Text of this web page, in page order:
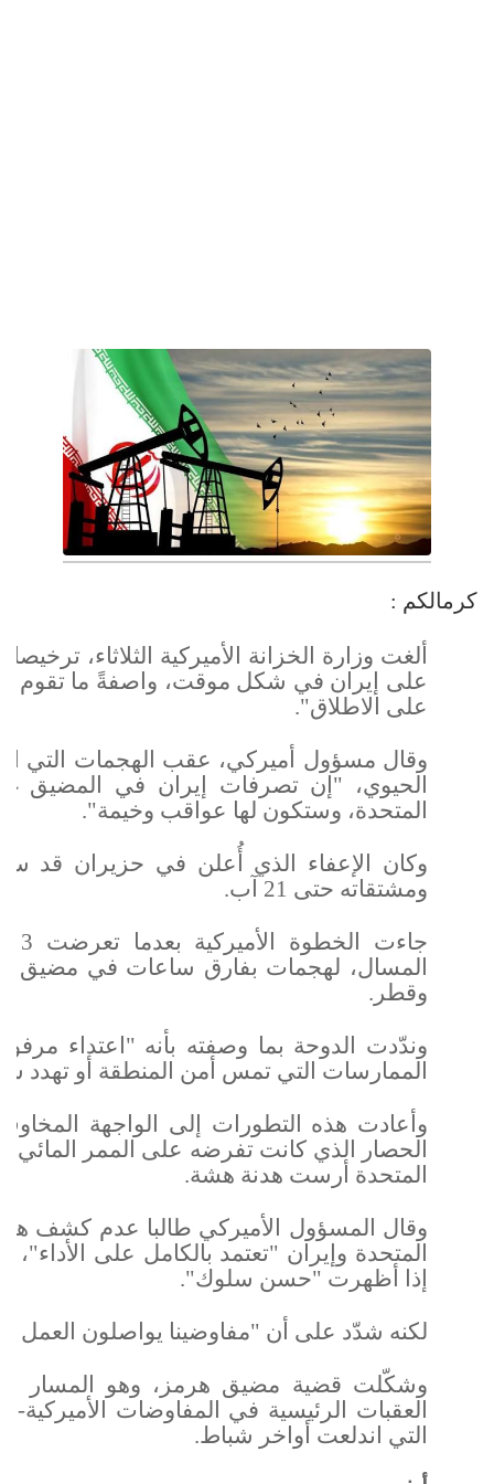
كرمالكم :
ألغت وزارة الخزانة الأميركية الثلاثاء،
على إيران في شكل موقت، واصفةً ما تقوم
على الاطلاق".
وقال مسؤول أميركي، عقب الهجمات التي
الحيوي، "إن تصرفات إيران في المضيق
المتحدة، وستكون لها عواقب وخيمة".
وكان الإعفاء الذي أُعلن في حزيران قد سمح
ومشتقاته حتى 21 آب.
المسال، لهجمات بفارق ساعات في مضيق
وقطر.
وندّدت الدوحة بما وصفته بأنه "اعتداء
الممارسات التي تمس أمن المنطقة أو تهدد
وأعادت هذه التطورات إلى الواجهة
الحصار الذي كانت تفرضه على الممر
المتحدة أرست هدنة هشة.
وقال المسؤول الأميركي طالبا عدم كشف
المتحدة وإيران "تعتمد بالكامل على
إذا أظهرت "حسن سلوك".
لكنه شدّد على أن "مفاوضينا يواصلون العمل
وشكّلت قضية مضيق هرمز، وهو المسار
العقبات الرئيسية في المفاوضات
التي اندلعت أواخر شباط.